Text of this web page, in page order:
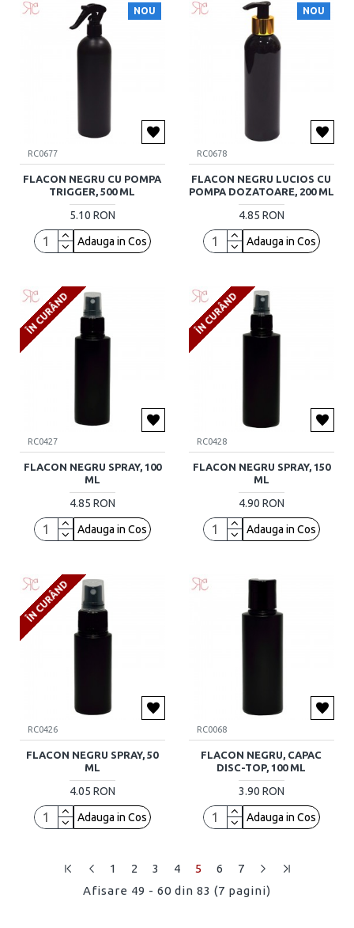
NOU
RC0677
FLACON NEGRU CU POMPA
TRIGGER, 500 ML
5.10 RON
Adauga in Cos
NOU
RC0678
FLACON NEGRU LUCIOS CU
POMPA DOZATOARE, 200 ML
4.85 RON
Adauga in Cos
ÎN CURÂND
RC0427
FLACON NEGRU SPRAY, 100
ML
4.85 RON
Adauga in Cos
ÎN CURÂND
RC0428
FLACON NEGRU SPRAY, 150
ML
4.90 RON
Adauga in Cos
ÎN CURÂND
RC0426
FLACON NEGRU SPRAY, 50
ML
4.05 RON
Adauga in Cos
RC0068
FLACON NEGRU, CAPAC
DISC-TOP, 100 ML
3.90 RON
Adauga in Cos
1 2 3 4 5 6
7
Afisare 49 - 60 din 83 (7 pagini)